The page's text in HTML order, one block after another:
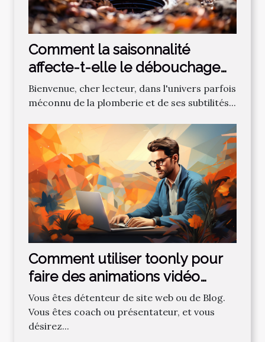
Comment la saisonnalité
affecte-t-elle le débouchage
des canalisations?
Bienvenue, cher lecteur, dans l'univers parfois
méconnu de la plomberie et de ses subtilités...
Comment utiliser toonly pour
faire des animations vidéo
professionnelles ?
Vous êtes détenteur de site web ou de Blog.
Vous êtes coach ou présentateur, et vous
désirez...